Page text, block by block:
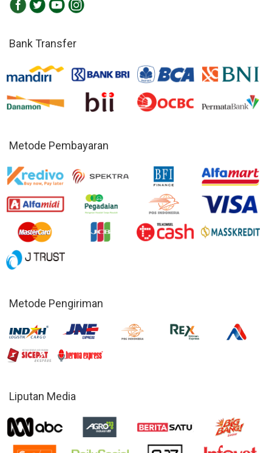
Bank Transfer
Metode Pembayaran
Metode Pengiriman
Liputan Media